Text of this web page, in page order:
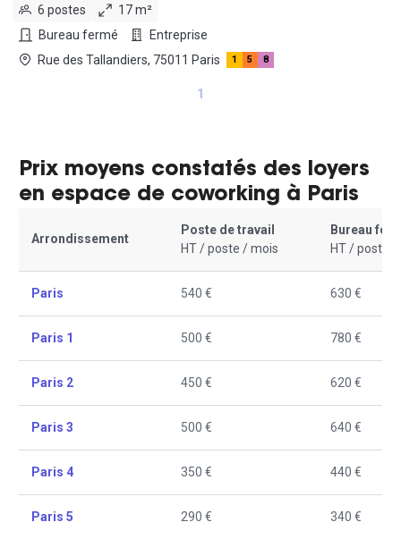
6 postes
17 m²
Bureau fermé
Entreprise
Rue des Tallandiers, 75011 Paris
1 5 8
1
Prix moyens constatés des loyers
en espace de coworking à Paris
Arrondissement
Poste de travail
HT / poste / mois
Bureau
HT / poste /
Paris 540 € 630 €
Paris 1 500 € 780 €
Paris 2 450 € 620 €
Paris 3 500 € 640 €
Paris 4 350 € 440 €
Paris 5 290 € 340 €